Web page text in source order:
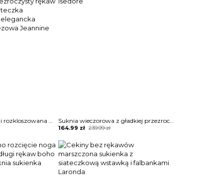
Sukienka krótka mini rozkloszowana dopasowana talia dwuczęściowa warstwowa dekolt vw woda długi przezroczysty rękaw bufka mankiety siateczka błyszcząca cekiny elegancka wieczorowa imprezowa Jeannine Suknia wieczorowa z gładkiej przezroczystej siateczki na ramiączkach spaghetti sukienka Isedore
239.99zł
Original
was:
239.99 zł.
164.99 zł
Current
is:
164.99 zł.